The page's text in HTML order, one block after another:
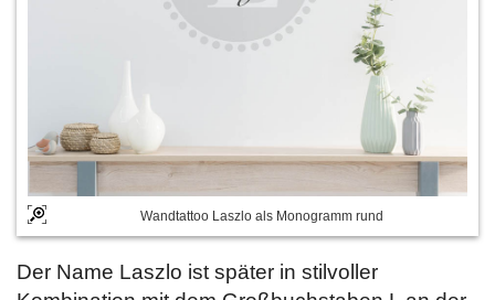
Wandtattoo Laszlo als Monogramm rund
Der Name Laszlo ist später in stilvoller